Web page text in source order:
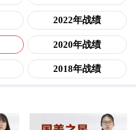
2022年战绩
2020年战绩
2018年战绩